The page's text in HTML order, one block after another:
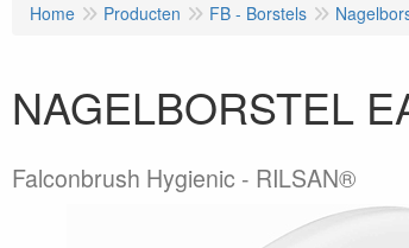
Home Producten FB - Borstels
NAGELBORSTEL
Falconbrush Hygienic - RILSAN®